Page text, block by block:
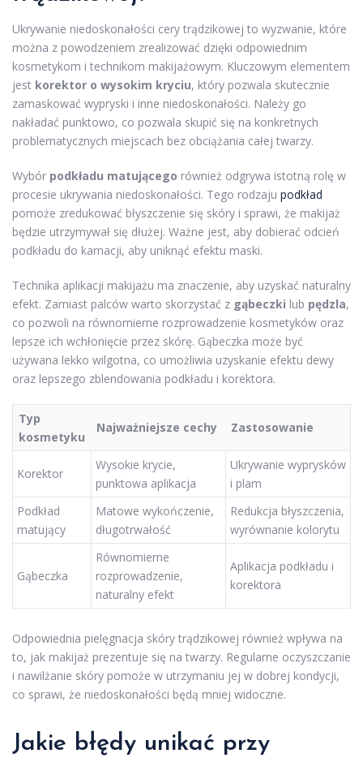
Ukrywanie niedoskonałości cery trądzikowej to wyzwanie, które
można z powodzeniem zrealizować dzięki odpowiednim
kosmetykom i technikom makijażowym. Kluczowym elementem
jest korektor o wysokim kryciu, który pozwala skutecznie
zamaskować wypryski i inne niedoskonałości. Należy go
nakładać punktowo, co pozwala skupić się na konkretnych
problematycznych miejscach bez obciążania całej twarzy.
Wybór podkładu matującego również odgrywa istotną rolę w
procesie ukrywania niedoskonałości. Tego rodzaju podkład
pomoże zredukować błyszczenie się skóry i sprawi, że makijaż
będzie utrzymywał się dłużej. Ważne jest, aby dobierać odcień
podkładu do karnacji, aby uniknąć efektu maski.
Technika aplikacji makijażu ma znaczenie, aby uzyskać naturalny
efekt. Zamiast palców warto skorzystać z gąbeczki lub pędzla,
co pozwoli na równomierne rozprowadzenie kosmetyków oraz
lepsze ich wchłonięcie przez skórę. Gąbeczka może być
używana lekko wilgotna, co umożliwia uzyskanie efektu dewy
oraz lepszego zblendowania podkładu i korektora.
Typ
kosmetyku
Najważniejsze cechy Zastosowanie
Korektor
Wysokie krycie,
punktowa aplikacja
Ukrywanie wyprysków
i plam
Podkład
matujący
Matowe wykończenie,
długotrwałość
Redukcja błyszczenia,
wyrównanie kolorytu
Gąbeczka
Równomierne
rozprowadzenie,
naturalny efekt
Aplikacja podkładu i
korektora
Odpowiednia pielęgnacja skóry trądzikowej również wpływa na
to, jak makijaż prezentuje się na twarzy. Regularne oczyszczanie
i nawilżanie skóry pomoże w utrzymaniu jej w dobrej kondycji,
co sprawi, że niedoskonałości będą mniej widoczne.
Jakie błędy unikać przy